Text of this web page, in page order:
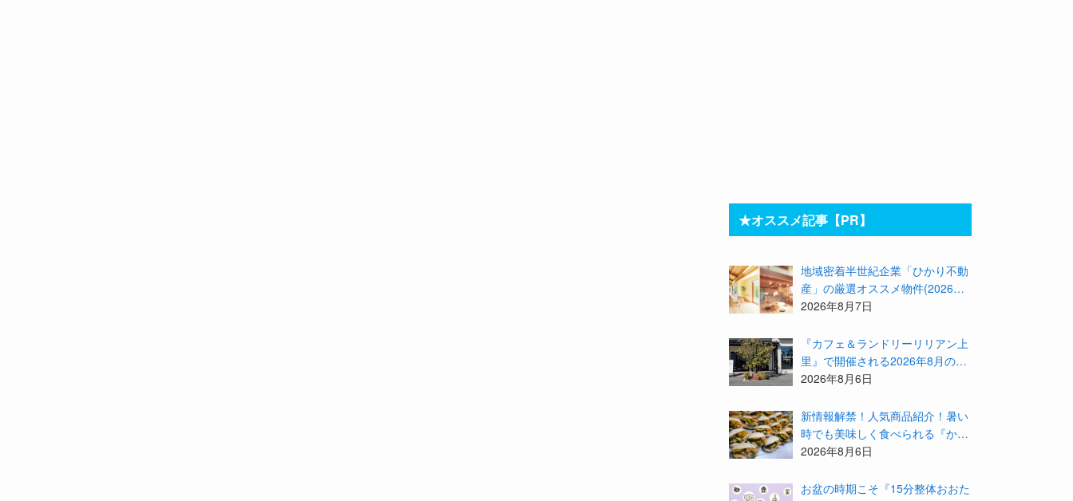
★オススメ記事【PR】
地域密着半世紀企業「ひかり不動
産」の厳選オススメ物件(2026年8
月)をご紹介！参加費無料『”木の
受付中！
2026年8月7日
『カフェ＆ランドリーリリアン上
里』で開催される2026年8月のイ
ベント等をまとめてご紹介！
2026年8月6日
新情報解禁！人気商品紹介！暑い
時でも美味しく食べられる『かず
みんち』の身体に優しい天然酵母
2026年8月6日
お盆の時期こそ『15分整体おおた